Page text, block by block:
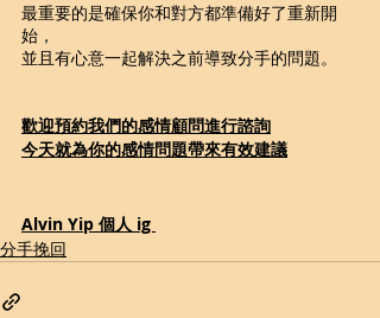
最重要的是確保你和對方都準備好了重新開
始，
並且有心意一起解決之前導致分手的問題。
歡迎預約我們的感情顧問進行諮詢
今天就為你的感情問題帶來有效建議
Alvin Yip 個人 ig
分手挽回